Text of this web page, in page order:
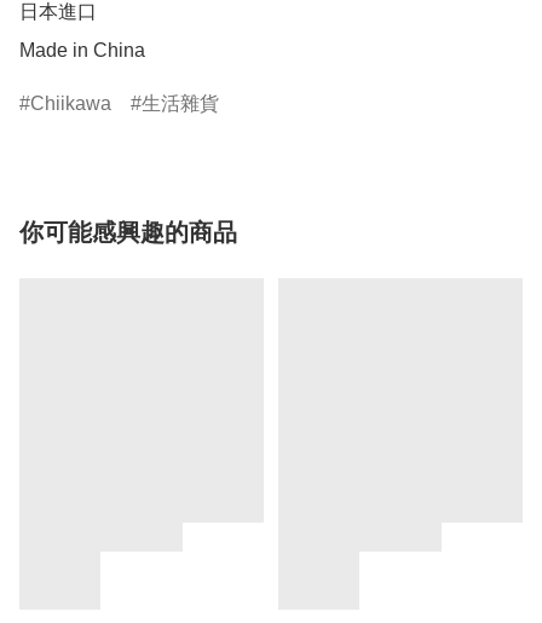
日本進口
Made in China
Chiikawa 生活雜貨
你可能感興趣的商品